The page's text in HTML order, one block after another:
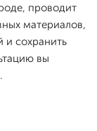
проводит
материалов,
и сохранить
вы